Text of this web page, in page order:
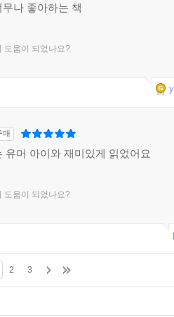
나 좋아하는 책
도움이 되었나요?
매
유머 아이와 재미있게 읽었어요
도움이 되었나요?
2 3